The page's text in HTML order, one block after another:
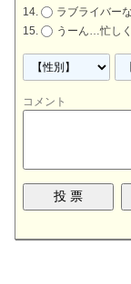
ラブライバー
うーん…忙し
コメント